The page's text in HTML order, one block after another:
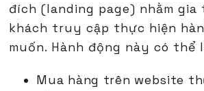
đích (landing page) nhằm
khách truy cập thực hiện
muốn. Hành động này có thể
Mua hàng trên website